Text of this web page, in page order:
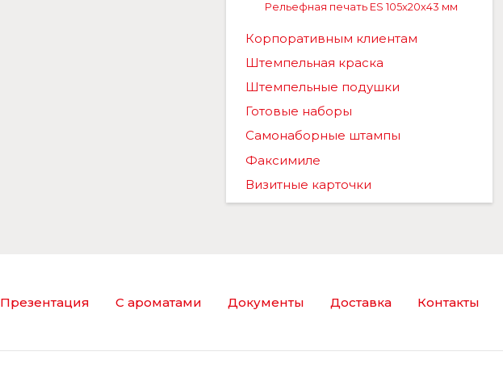
Рельефная печать ES 105x20x43 мм
Корпоративным клиентам
Штемпельная краска
Штемпельные подушки
Готовые наборы
Самонаборные штампы
Факсимиле
Визитные карточки
Презентация С ароматами Документы Доставка Контакты